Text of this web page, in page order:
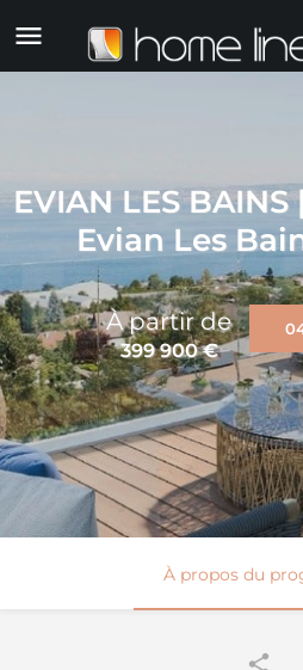
EVIAN LES
Evian Les
À partir de
399 900€
À propos du